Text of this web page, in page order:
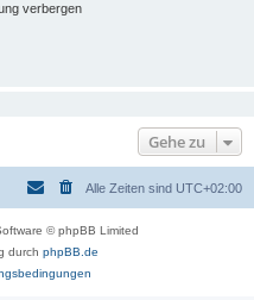
verbergen
Gehe zu
Alle Zeiten sind UTC+02:00
© phpBB Limited
durch phpBB.de